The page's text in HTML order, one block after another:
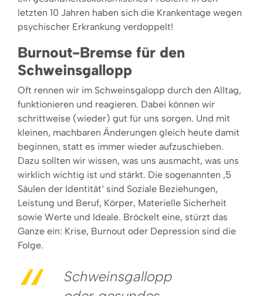
letzten 10 Jahren haben sich die Krankentage wegen
psychischer Erkrankung verdoppelt!
Burnout-Bremse für den
Schweinsgallopp
Oft rennen wir im Schweinsgalopp durch den Alltag,
funktionieren und reagieren. Dabei können wir
schrittweise (wieder) gut für uns sorgen. Und mit
kleinen, machbaren Änderungen gleich heute damit
beginnen, statt es immer wieder aufzuschieben.
Dazu sollten wir wissen, was uns ausmacht, was uns
wirklich wichtig ist und stärkt. Die sogenannten ‚5
Säulen der Identität‘ sind Soziale Beziehungen,
Leistung und Beruf, Körper, Materielle Sicherheit
sowie Werte und Ideale. Bröckelt eine, stürzt das
Ganze ein: Krise, Burnout oder Depression sind die
Folge.
Schweinsgallopp